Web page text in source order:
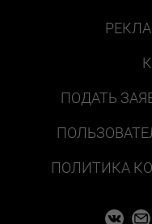
ПОДАТЬ
ПОЛИТИКА